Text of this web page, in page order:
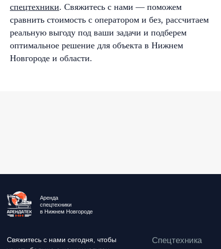
спецтехники. Свяжитесь с нами — поможем
сравнить стоимость с оператором и без, рассчитаем
реальную выгоду под ваши задачи и подберем
оптимальное решение для объекта в Нижнем
Новгороде и области.